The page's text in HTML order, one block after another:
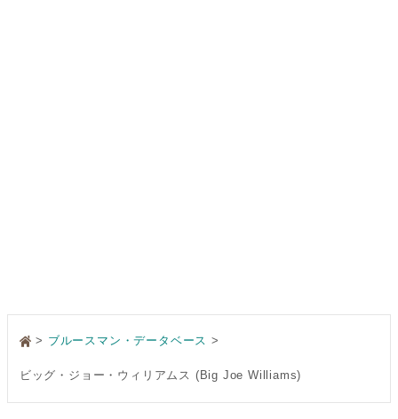
> ブルースマン・データベース
ビッグ・ジョー・ウィリアムス (Big Joe Williams)